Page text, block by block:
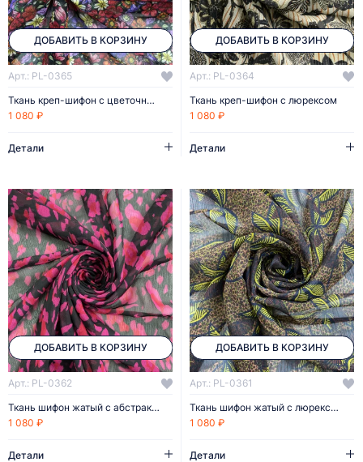
ДОБАВИТЬ В КОРЗИНУ
Арт.: PL-0365
Ткань креп-шифон с цветочным рисунком
1 080 ₽
Детали
ДОБАВИТЬ В КОРЗИНУ
Арт.: PL-0364
Ткань креп-шифон с люрексом
1 080 ₽
Детали
ДОБАВИТЬ В КОРЗИНУ
Арт.: PL-0362
Ткань шифон жатый с абстрактным рисунком
1 080 ₽
Детали
ДОБАВИТЬ В КОРЗИНУ
Арт.: PL-0361
Ткань шифон жатый с люрексом
1 080 ₽
Детали